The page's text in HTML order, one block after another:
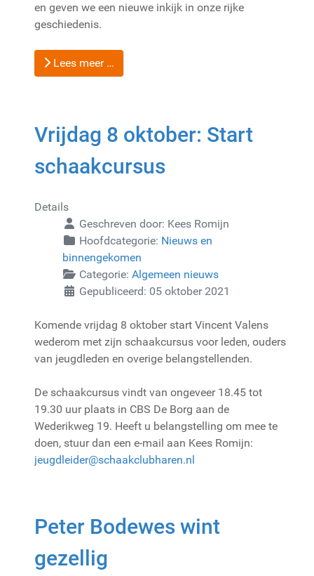
en geven we een nieuwe inkijk in onze rijke
geschiedenis.
Lees meer …
Vrijdag 8 oktober: Start
schaakcursus
Details
Geschreven door: Kees Romijn
Hoofdcategorie: Nieuws en
binnengekomen
Categorie: Algemeen nieuws
Gepubliceerd: 05 oktober 2021
Komende vrijdag 8 oktober start Vincent Valens
wederom met zijn schaakcursus voor leden, ouders
van jeugdleden en overige belangstellenden.
De schaakcursus vindt van ongeveer 18.45 tot
19.30 uur plaats in CBS De Borg aan de
Wederikweg 19. Heeft u belangstelling om mee te
doen, stuur dan een e-mail aan Kees Romijn:
jeugdleider@schaakclubharen.nl
Peter Bodewes wint
gezellig